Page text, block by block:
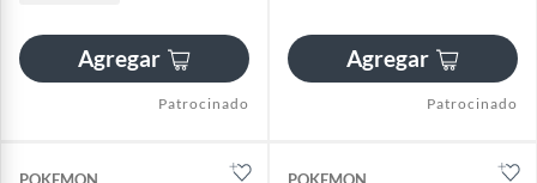
Agregar
Patrocinado
Agregar
Patrocinado